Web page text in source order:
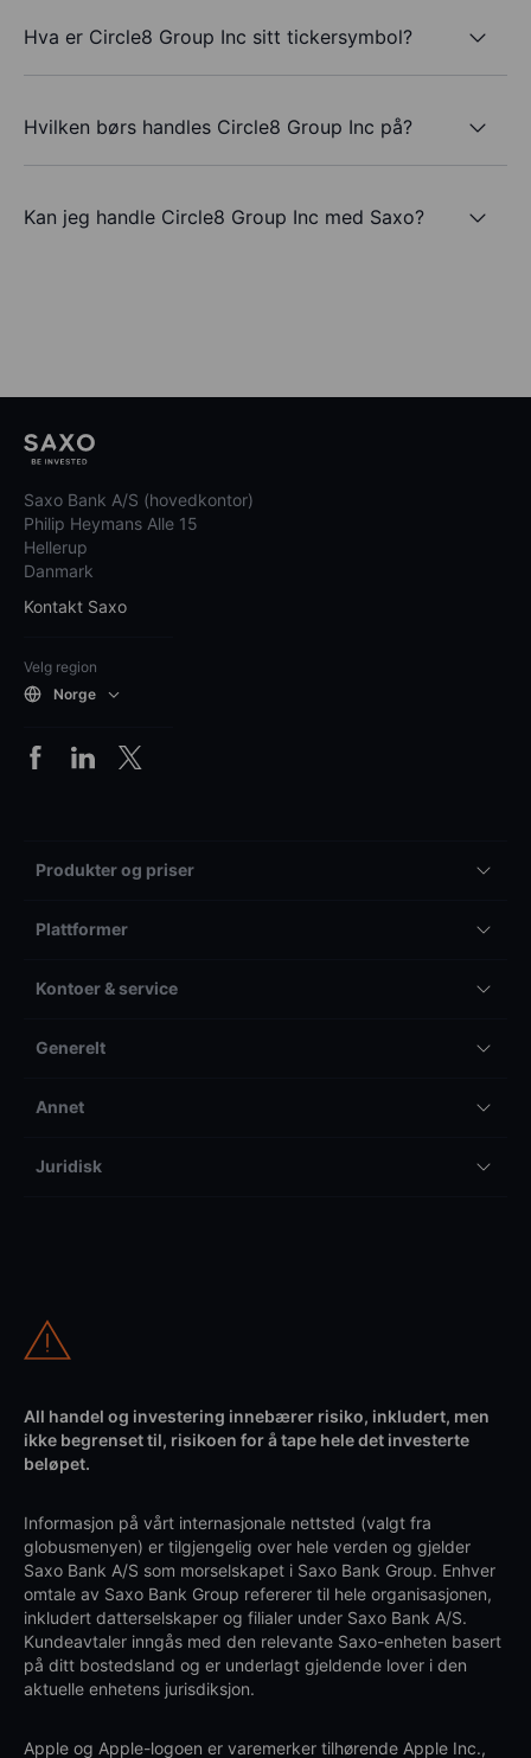
Hva er Circle8 Group Inc sitt tickersymbol?
Hvilken børs handles Circle8 Group Inc på?
Kan jeg handle Circle8 Group Inc med Saxo?
Saxo Bank A/S (hovedkontor)
Philip Heymans Alle 15
Hellerup
Danmark
Kontakt Saxo
Velg region
Norge
Produkter og priser
Plattformer
Kontoer & service
Generelt
Annet
Juridisk
All handel og investering innebærer risiko, inkludert, men
ikke begrenset til, risikoen for å tape hele det investerte
beløpet.
Informasjon på vårt internasjonale nettsted (valgt fra
globusmenyen) er tilgjengelig over hele verden og gjelder
Saxo Bank A/S som morselskapet i Saxo Bank Group. Enhver
omtale av Saxo Bank Group refererer til hele organisasjonen,
inkludert datterselskaper og filialer under Saxo Bank A/S.
Kundeavtaler inngås med den relevante Saxo-enheten basert
på ditt bostedsland og er underlagt gjeldende lover i den
aktuelle enhetens jurisdiksjon.
Apple og Apple-logoen er varemerker tilhørende Apple Inc.,